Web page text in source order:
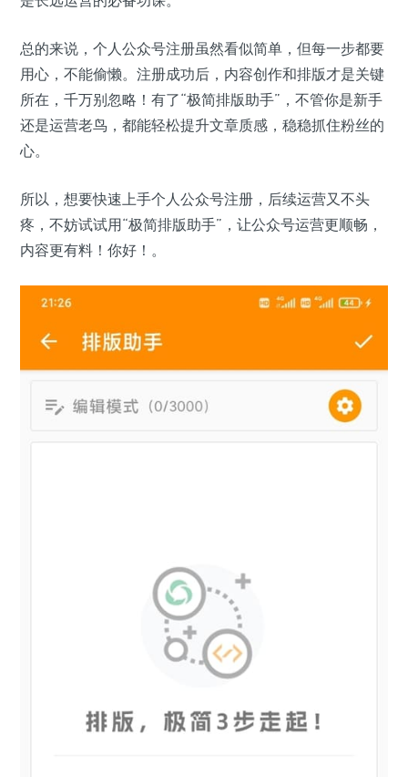
总的来说，个人公众号注册虽然看似简单，但每一步都要
用心，不能偷懒。注册成功后，内容创作和排版才是关键
所在，千万别忽略！有了“极简排版助手”，不管你是新手
还是运营老鸟，都能轻松提升文章质感，稳稳抓住粉丝的
心。
所以，想要快速上手个人公众号注册，后续运营又不头
疼，不妨试试用“极简排版助手”，让公众号运营更顺畅，
内容更有料！你好！。